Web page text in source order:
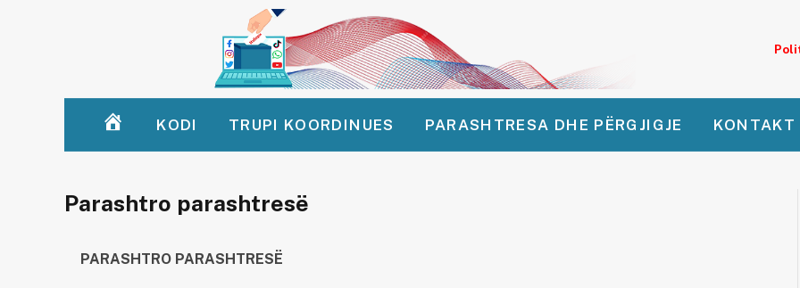
HOMEPAGE
KODI TRUPI KOORDINUES PARASHTRESA DHE PËRGJIGJE KONTAKT
Parashtro parashtresë
PARASHTRO PARASHTRESË